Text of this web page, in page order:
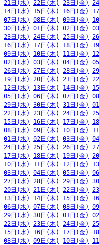
21日(水) 22日(木) 23日(金)
14日(水) 15日(木) 16日(金)
07日(水) 08日(木) 09日(金)
30日(水) 01日(木) 02日(金)
23日(水) 24日(木) 25日(金)
16日(水) 17日(木) 18日(金)
09日(水) 10日(木) 11日(金)
02日(水) 03日(木) 04日(金)
26日(水) 27日(木) 28日(金)
19日(水) 20日(木) 21日(金)
12日(水) 13日(木) 14日(金)
05日(水) 06日(木) 07日(金)
29日(水) 30日(木) 31日(金)
22日(水) 23日(木) 24日(金)
15日(水) 16日(木) 17日(金)
08日(水) 09日(木) 10日(金)
01日(水) 02日(木) 03日(金)
24日(水) 25日(木) 26日(金)
17日(水) 18日(木) 19日(金)
10日(水) 11日(木) 12日(金)
03日(水) 04日(木) 05日(金)
27日(水) 28日(木) 29日(金)
20日(水) 21日(木) 22日(金)
13日(水) 14日(木) 15日(金)
06日(水) 07日(木) 08日(金)
29日(水) 30日(木) 01日(金)
22日(水) 23日(木) 24日(金)
15日(水) 16日(木) 17日(金)
08日(水) 09日(木) 10日(金)